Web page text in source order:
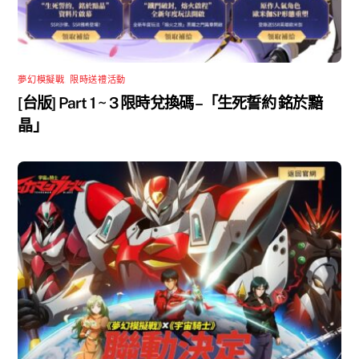
夢幻模擬戰 限時送禮活動
[台版] Part 1 ~ 3 限時兌換碼 –「生死誓約 銘於黯
晶」